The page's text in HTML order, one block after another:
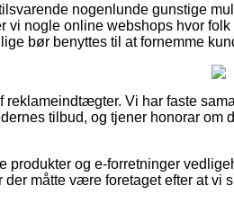
nogenlunde gunstige
vi nogle online webshops hvor
bør benyttes til at fornemme
reklameindtægter. Vi har faste
tilbud, og tjener honorar om
produkter og e-forretninger
måtte være foretaget efter at vi